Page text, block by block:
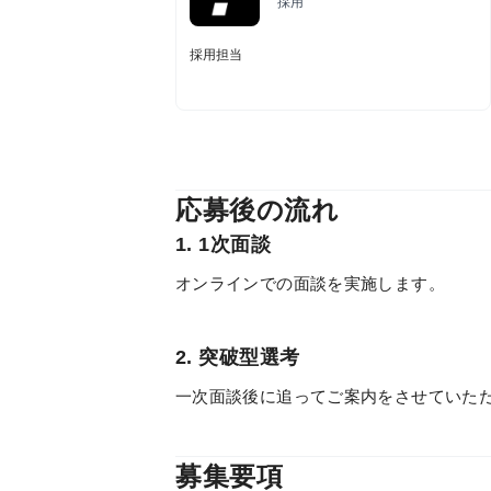
採用担当
応募後の流れ
1. 1次面談
オンラインでの面談を実施します。
2. 突破型選考
一次面談後に追ってご案内をさせていた
募集要項